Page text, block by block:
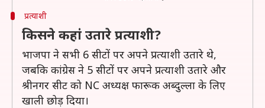
प्रत्याशी
किसने कहां उतारे प्रत्याशी?
भाजपा ने सभी 6 सीटों पर अपने प्रत्याशी उतारे थे,
जबकि कांग्रेस ने 5 सीटों पर अपने प्रत्याशी उतारे और
श्रीनगर सीट को NC अध्यक्ष फारूक अब्दुल्ला के लिए
खाली छोड़ दिया।